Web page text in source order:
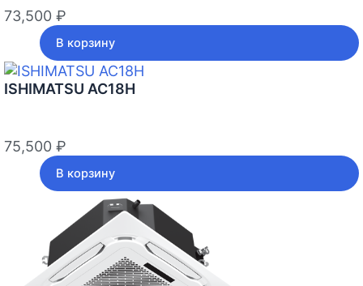
73,500 ₽
В корзину
ISHIMATSU AC18H
75,500 ₽
В корзину